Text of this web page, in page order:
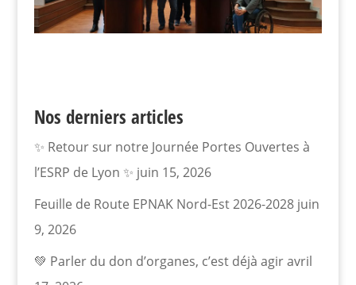
Nos derniers articles
✨ Retour sur notre Journée Portes Ouvertes à
l’ESRP de Lyon ✨ juin 15, 2026
Feuille de Route EPNAK Nord-Est 2026-2028 juin
9, 2026
💚 Parler du don d’organes, c’est déjà agir avril